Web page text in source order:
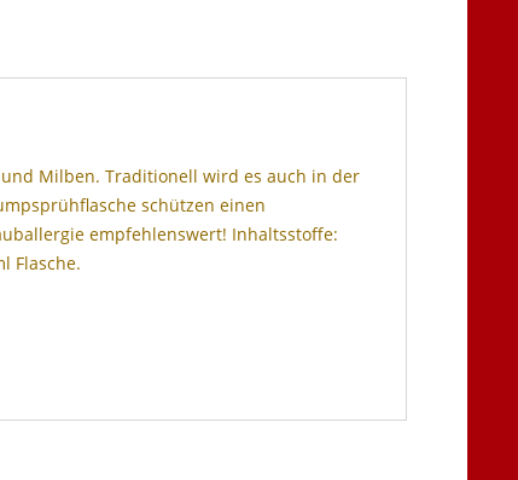
Milben. Traditionell wird es auch in der
schützen einen
empfehlenswert! Inhaltsstoffe:
Flasche.